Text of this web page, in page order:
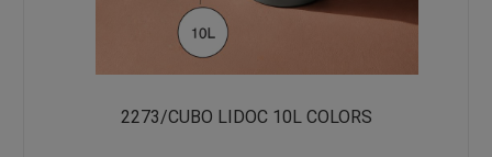
2273/CUBO LIDOC 10L COLORS